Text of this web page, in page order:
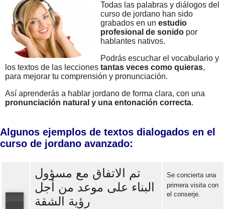
Todas las palabras y diálogos del
curso de jordano han sido
grabados en un estudio
profesional de sonido por
hablantes nativos.
Podrás escuchar el vocabulario y
los textos de las lecciones tantas veces como quieras,
para mejorar tu comprensión y pronunciación.
Así aprenderás a hablar jordano de forma clara, con una
pronunciación natural y una entonación correcta.
Algunos ejemplos de textos dialogados en el
curso de jordano avanzado:
تم الاتفاق مع مسؤول
البناء على موعد من أجل
رؤية الشقة
Se concierta una
primera visita con
el conserje.